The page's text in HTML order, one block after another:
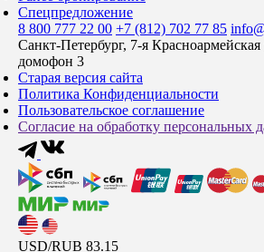
Спецпредложение
8 800 777 22 00 +7 (812) 702 77 85
Санкт-Петербург, 7-я
домофон 3
Старая версия сайта
Политика Конфиденциальности
Пользовательское соглашение
Согласие на обработку персональных
USD/RUB 83.15